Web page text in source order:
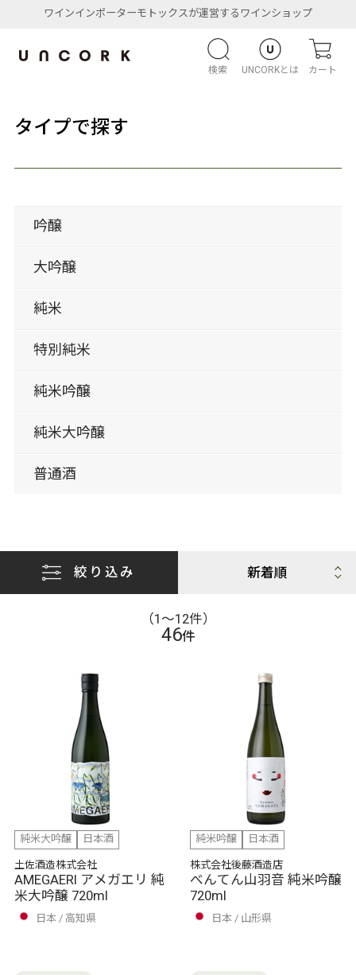
ワインインポーターモトックスが運営するワインショップ
検索 UNCORKとは カート
タイプで探す
吟醸
大吟醸
純米
特別純米
純米吟醸
純米大吟醸
普通酒
絞り込み
（1〜12件）
46件
純米大吟醸
日本酒
土佐酒造株式会社
AMEGAERI アメガエリ 純
米大吟醸 720ml
日本 高知県
純米吟醸
日本酒
株式会社後藤酒造店
べんてん山羽音 純米吟醸
720ml
日本 山形県